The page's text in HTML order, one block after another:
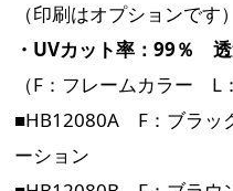
（印刷はオプションです）
・UVカット率：99％
（F：フレームカラー L
■HB12080A F：ブラッ
ーション